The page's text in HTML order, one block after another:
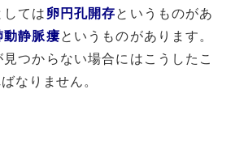
ては卵円孔開存というものがあ
動静脈瘻というものがあります。
つからない場合にはこうしたこ
なりません。